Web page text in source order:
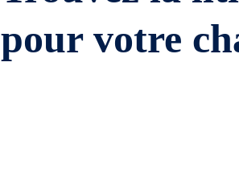
pour votre